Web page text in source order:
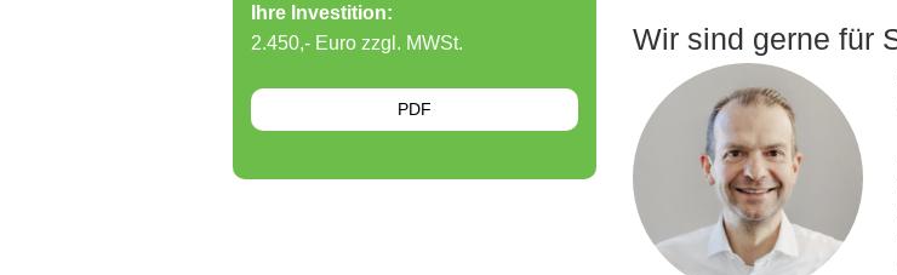
Ihre Investition:
2.450,- Euro zzgl. MWSt.
PDF
Wir sind gerne für